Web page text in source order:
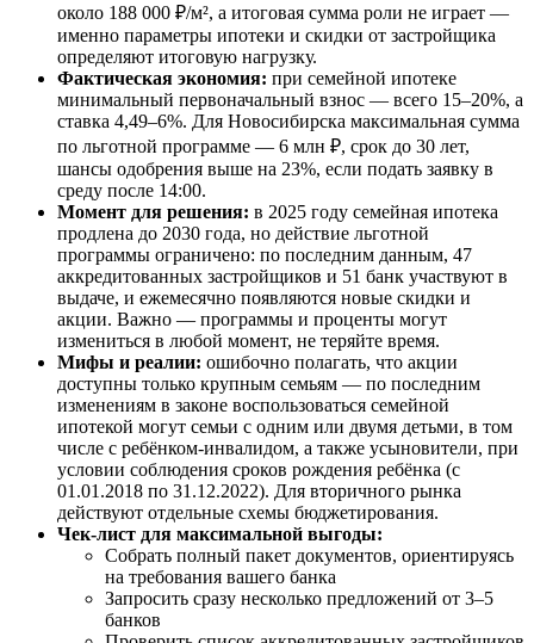
около 188 000 ₽/м², а итоговая сумма роли не играет —
именно параметры ипотеки и скидки от застройщика
определяют итоговую нагрузку.
Фактическая экономия: при семейной ипотеке
минимальный первоначальный взнос — всего 15–20%, а
ставка 4,49–6%. Для Новосибирска максимальная сумма
по льготной программе — 6 млн ₽, срок до 30 лет,
шансы одобрения выше на 23%, если подать заявку в
среду после 14:00.
Момент для решения: в 2025 году семейная ипотека
продлена до 2030 года, но действие льготной
программы ограничено: по последним данным, 47
аккредитованных застройщиков и 51 банк участвуют в
выдаче, и ежемесячно появляются новые скидки и
акции. Важно — программы и проценты могут
измениться в любой момент, не теряйте время.
Мифы и реалии: ошибочно полагать, что акции
доступны только крупным семьям — по последним
изменениям в законе воспользоваться семейной
ипотекой могут семьи с одним или двумя детьми, в том
числе с ребёнком-инвалидом, а также усыновители, при
условии соблюдения сроков рождения ребёнка (с
01.01.2018 по 31.12.2022). Для вторичного рынка
действуют отдельные схемы бюджетирования.
Чек-лист для максимальной выгоды:
Собрать полный пакет документов, ориентируясь
на требования вашего банка
Запросить сразу несколько предложений от 3–5
банков